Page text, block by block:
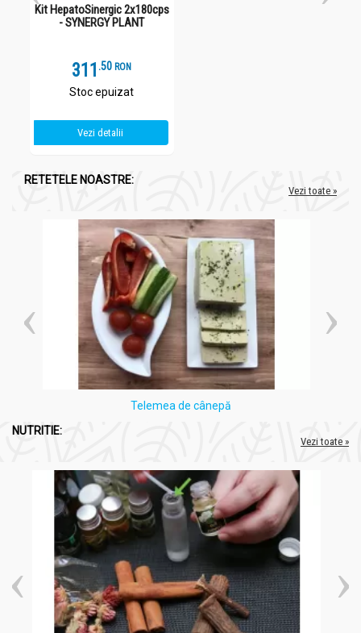
Kit HepatoSinergic 2x180cps
- SYNERGY PLANT
311 .5 RON
Stoc epuizat
Vezi detalii
RETETELE NOASTRE:
Vezi toate »
Telemea de cânepă
NUTRITIE:
Vezi toate »